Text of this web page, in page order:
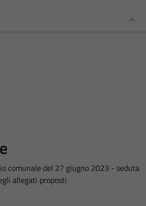
comunale del 27 giugno 2023 - seduta
allegati proposti